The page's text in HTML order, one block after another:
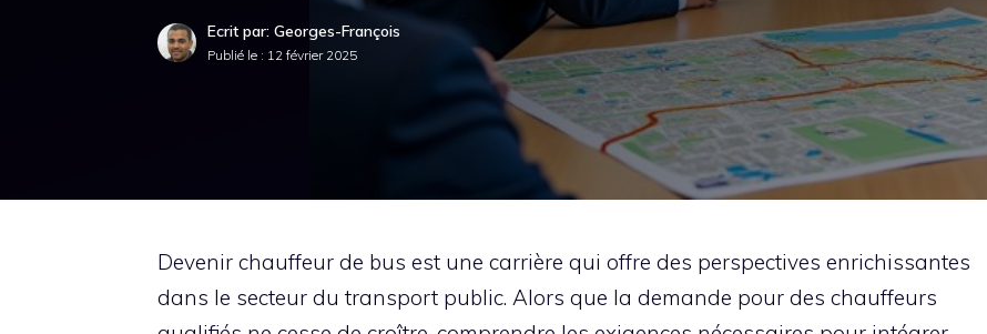
Ecrit par: Georges-François
Publié le : 12 février 2025
Devenir chauffeur de bus est une carrière qui offre des perspectives enrichissantes
dans le secteur du transport public. Alors que la demande pour des chauffeurs